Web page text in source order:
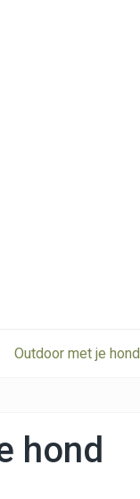
Outdoor met je hond
hond